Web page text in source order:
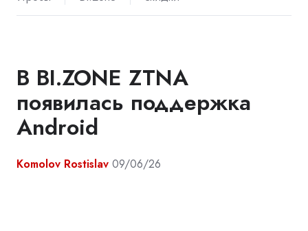
В BI.ZONE ZTNA
появилась поддержка
Android
Komolov Rostislav 09/06/26